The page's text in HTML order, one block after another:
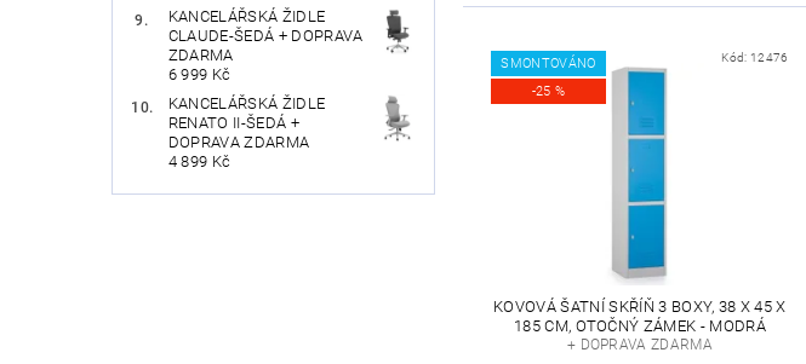
KANCELÁŘSKÁ ŽIDLE
CLAUDE-ŠEDÁ + DOPRAVA
ZDARMA
6 999 Kč
KANCELÁŘSKÁ ŽIDLE
RENATO II-ŠEDÁ +
DOPRAVA ZDARMA
4 899 Kč
SMONTOVÁNO
-25 %
Kód: 12476
KOVOVÁ ŠATNÍ SKŘÍŇ 3 BOXY, 38 X 45 X
185 CM, OTOČNÝ ZÁMEK - MODRÁ
+ DOPRAVA ZDARMA